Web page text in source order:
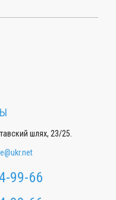
шлях, 23/25.
99-66